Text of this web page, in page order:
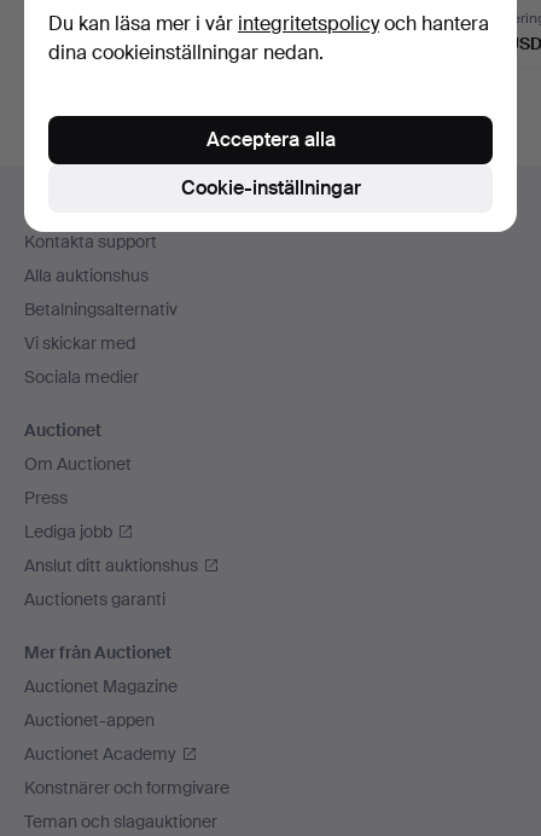
24 bud
380 USD
25 bud
174 USD 53 USD
Sidfotsnavigation
Kontakta support
Alla auktionshus
Betalningsalternativ
Vi skickar med
Sociala medier
Auctionet
Om Auctionet
Press
Lediga jobb
Anslut ditt auktionshus
Auctionets garanti
Mer från Auctionet
Auctionet Magazine
Auctionet-appen
Auctionet Academy
Konstnärer och formgivare
Teman och slagauktioner
Du kan läsa mer i vår integritetspolicyoch hantera
dina cookieinställningar nedan.
Cookie-inställningar
Acceptera alla